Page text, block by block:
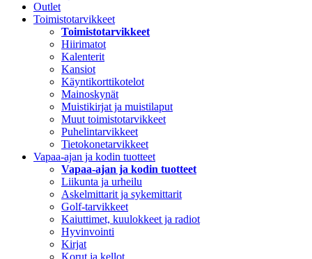
Outlet
Toimistotarvikkeet
Toimistotarvikkeet
Hiirimatot
Kalenterit
Kansiot
Käyntikorttikotelot
Mainoskynät
Muistikirjat ja muistilaput
Muut toimistotarvikkeet
Puhelintarvikkeet
Tietokonetarvikkeet
Vapaa-ajan ja kodin tuotteet
Vapaa-ajan ja kodin tuotteet
Liikunta ja urheilu
Askelmittarit ja sykemittarit
Golf-tarvikkeet
Kaiuttimet, kuulokkeet ja radiot
Hyvinvointi
Kirjat
Korut ja kellot